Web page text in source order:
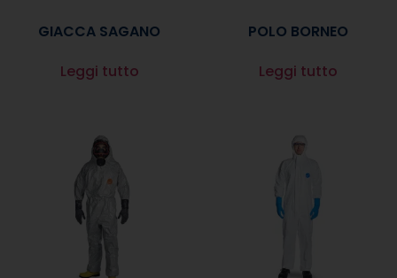
GIACCA SAGANO
Leggi tutto
POLO BORNEO
Leggi tutto